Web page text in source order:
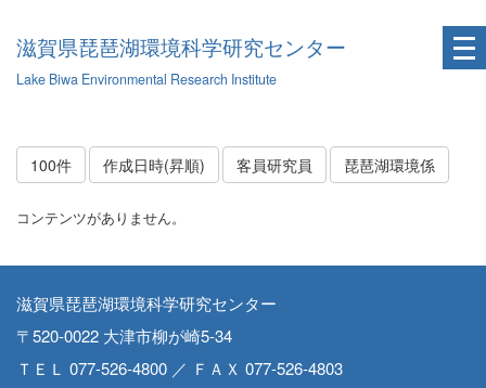
滋賀県琵琶湖環境科学研究センター
Lake Biwa Environmental Research Institute
100件 作成日時(昇順) 客員研究員 琵琶湖環境係
コンテンツがありません。
滋賀県琵琶湖環境科学研究センター
〒520-0022 大津市柳が崎5-34
ＴＥＬ 077-526-4800 ／ ＦＡＸ 077-526-4803